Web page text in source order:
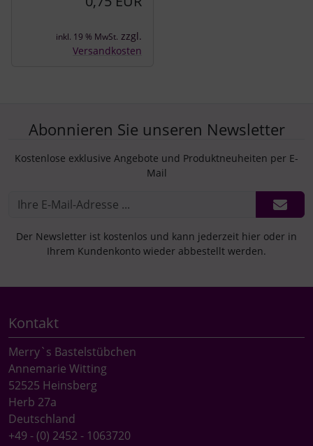
inkl. 19 % MwSt. zzgl.
Versandkosten
Abonnieren Sie unseren Newsletter
Kostenlose exklusive Angebote und Produktneuheiten per E-
Mail
Der Newsletter ist kostenlos und kann jederzeit hier oder in
Ihrem Kundenkonto wieder abbestellt werden.
Kontakt
Merry`s Bastelstübchen
Annemarie Witting
52525 Heinsberg
Herb 27a
Deutschland
+49 - (0) 2452 - 1063720